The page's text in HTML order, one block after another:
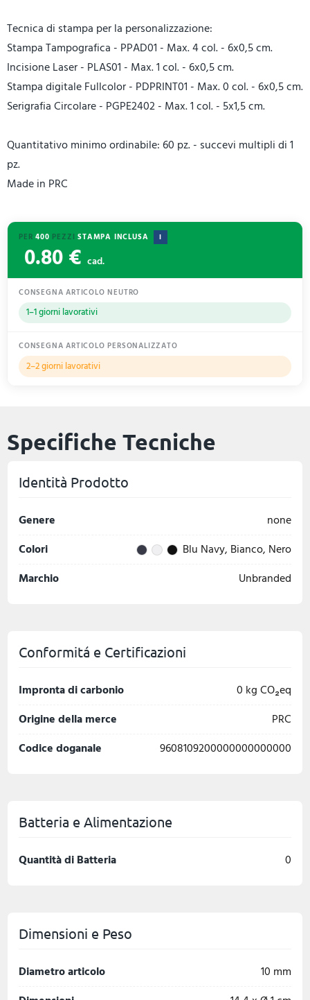
Tecnica di stampa per la personalizzazione:
Stampa Tampografica - PPAD01 - Max. 4 col. - 6x0,5 cm.
Incisione Laser - PLAS01 - Max. 1 col. - 6x0,5 cm.
Stampa digitale Fullcolor - PDPRINT01 - Max. 0 col. - 6x0,5 cm.
Serigrafia Circolare - PGPE2402 - Max. 1 col. - 5x1,5 cm.
Quantitativo minimo ordinabile: 60 pz. - succevi multipli di 1
pz.
Made in PRC
PER400 PEZZISTAMPA INCLUSA I
0.80 € cad.
CONSEGNA ARTICOLO NEUTRO
1–1 giorni lavorativi
CONSEGNA ARTICOLO PERSONALIZZATO
2–2 giorni lavorativi
Specifiche Tecniche
Identità Prodotto
Genere
none
Colori
Blu Navy, Bianco, Nero
Marchio
Unbranded
Conformitá e Certificazioni
Impronta di carbonio
0 kg CO₂eq
Origine della merce
PRC
Codice doganale
9608109200000000000000
Batteria e Alimentazione
Quantità di Batteria 0
Dimensioni e Peso
Diametro articolo
10 mm